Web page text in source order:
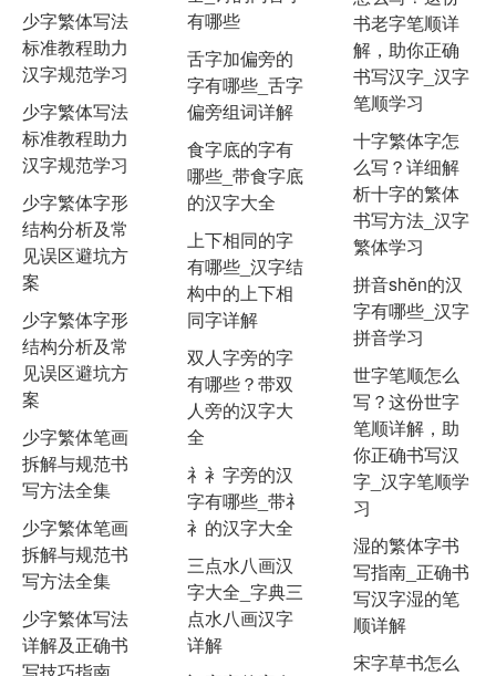
少字繁体写法
标准教程助力
汉字规范学习
少字繁体写法
标准教程助力
汉字规范学习
少字繁体字形
结构分析及常
见误区避坑方
案
少字繁体字形
结构分析及常
见误区避坑方
案
少字繁体笔画
拆解与规范书
写方法全集
少字繁体笔画
拆解与规范书
写方法全集
少字繁体写法
详解及正确书
有哪些
舌字加偏旁的
字有哪些_舌字
偏旁组词详解
食字底的字有
哪些_带食字底
的汉字大全
上下相同的字
有哪些_汉字结
构中的上下相
同字详解
双人字旁的字
有哪些？带双
人旁的汉字大
全
礻衤字旁的汉
字有哪些_带礻
衤的汉字大全
三点水八画汉
字大全_字典三
点水八画汉字
详解
书老字笔顺详
解，助你正确
书写汉字_汉字
笔顺学习
十字繁体字怎
么写？详细解
析十字的繁体
书写方法_汉字
繁体学习
拼音shěn的汉
字有哪些_汉字
拼音学习
世字笔顺怎么
写？这份世字
笔顺详解，助
你正确书写汉
字_汉字笔顺学
习
湿的繁体字书
写指南_正确书
写汉字湿的笔
顺详解
宋字草书怎么